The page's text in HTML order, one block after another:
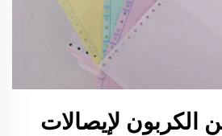
لإيصالات